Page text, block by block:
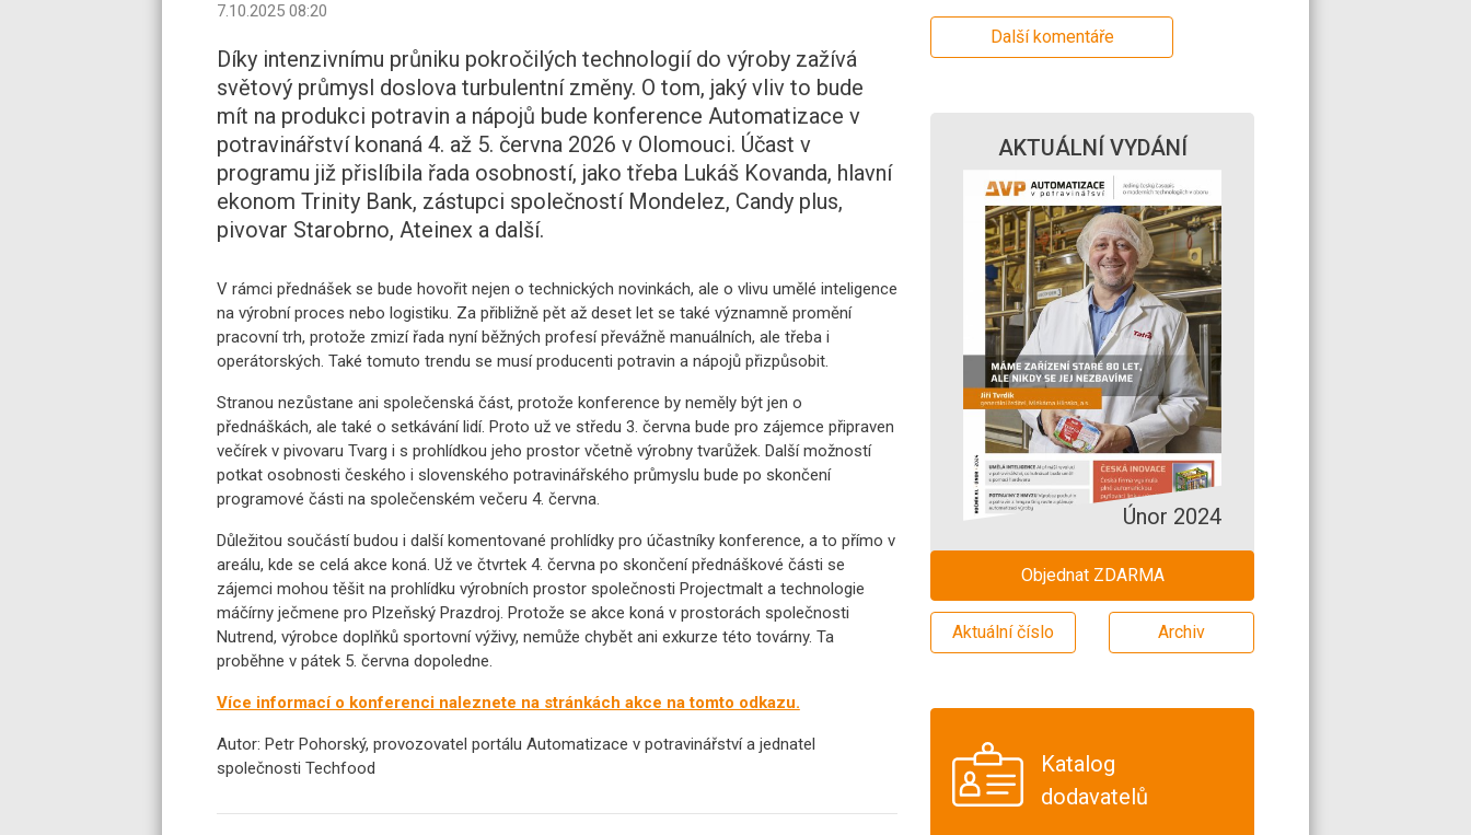
7.10.2025 08:20
Díky intenzivnímu průniku pokročilých technologií do výroby zažívá
světový průmysl doslova turbulentní změny. O tom, jaký vliv to bude
mít na produkci potravin a nápojů bude konference Automatizace v
potravinářstvíkonaná 4. až 5. června 2026 v Olomouci. Účast v
programu již přislíbila řada osobností, jako třeba Lukáš Kovanda, hlavní
ekonom Trinity Bank, zástupci společností Mondelez, Candy plus,
pivovar Starobrno, Ateinex a další.
V rámci přednášek se bude hovořit nejen o technických novinkách, ale o vlivu umělé inteligence
na výrobní proces nebo logistiku. Za přibližně pět až deset let se také významně promění
pracovní trh, protože zmizí řada nyní běžných profesí převážně manuálních, ale třeba i
operátorských. Také tomuto trendu se musí producenti potravin a nápojů přizpůsobit.
Stranou nezůstane ani společenská část, protože konference by neměly být jen o
přednáškách, ale také o setkávání lidí. Proto už ve středu 3. června bude pro zájemce připraven
večírek v pivovaru Tvarg i s prohlídkou jeho prostor včetně výrobny tvarůžek. Další možností
potkat osobnosti českého i slovenského potravinářského průmyslu bude po skončení
programové části na společenském večeru 4. června.
Důležitou součástí budou i další komentované prohlídky pro účastníky konference, a to přímo v
areálu, kde se celá akce koná. Už ve čtvrtek 4. června po skončení přednáškové části se
zájemci mohou těšit na prohlídku výrobních prostor společnosti Projectmalt a technologie
máčírny ječmene pro Plzeňský Prazdroj. Protože se akce koná v prostorách společnosti
Nutrend, výrobce doplňků sportovní výživy, nemůže chybět ani exkurze této továrny. Ta
proběhne v pátek 5. června dopoledne.
Více informací o konferenci naleznete na stránkách akce na tomto odkazu.
Autor: Petr Pohorský, provozovatel portálu Automatizace v potravinářství a jednatel
společnosti Techfood
Další komentáře
AKTUÁLNÍ VYDÁNÍ
Únor 2024
Objednat ZDARMA
Aktuální číslo Archiv
Katalog
dodavatelů